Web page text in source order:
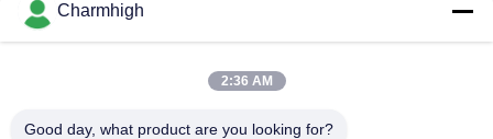
Στενό σχεδιασμό υψηλής ακρίβειας TC06 SMT pick and place
machine 6 κεφάλια στήριξη 01005
Η Charmhigh TM08 PCBA Manufacturing SMT Chip Mounter
Charmhigh
2:36 AM
Good day, what product are you looking for?